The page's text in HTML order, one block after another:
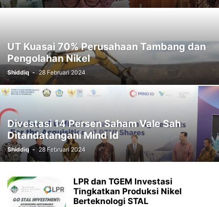
UT Kuasai 70% Perusahaan Tambang dan
Pengolahan Nikel
Shiddiq - 28 Februari 2024
Divestasi 14 Persen Saham Vale Sah
Ditandatangani Mind Id
Shiddiq - 28 Februari 2024
LPR dan TGEM Investasi
Tingkatkan Produksi Nikel
Berteknologi STAL